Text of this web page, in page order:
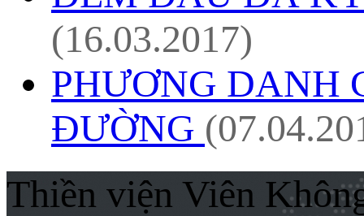
(16.03.2017)
PHƯƠNG DANH
ĐƯỜNG
Thiền viện Viên